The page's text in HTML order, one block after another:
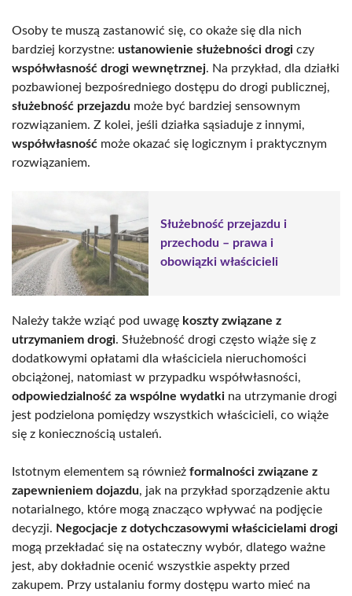
Osoby te muszą zastanowić się, co okaże się dla nich
bardziej korzystne: ustanowienie służebności drogi czy
współwłasność drogi wewnętrznej. Na przykład, dla działki
pozbawionej bezpośredniego dostępu do drogi publicznej,
służebność przejazdu może być bardziej sensownym
rozwiązaniem. Z kolei, jeśli działka sąsiaduje z innymi,
współwłasność może okazać się logicznym i praktycznym
rozwiązaniem.
Służebność przejazdu i
przechodu – prawa i
obowiązki właścicieli
Należy także wziąć pod uwagę koszty związane z
utrzymaniem drogi. Służebność drogi często wiąże się z
dodatkowymi opłatami dla właściciela nieruchomości
obciążonej, natomiast w przypadku współwłasności,
odpowiedzialność za wspólne wydatki na utrzymanie drogi
jest podzielona pomiędzy wszystkich właścicieli, co wiąże
się z koniecznością ustaleń.
Istotnym elementem są również formalności związane z
zapewnieniem dojazdu, jak na przykład sporządzenie aktu
notarialnego, które mogą znacząco wpływać na podjęcie
decyzji. Negocjacje z dotychczasowymi właścicielami drogi
mogą przekładać się na ostateczny wybór, dlatego ważne
jest, aby dokładnie ocenić wszystkie aspekty przed
zakupem. Przy ustalaniu formy dostępu warto mieć na